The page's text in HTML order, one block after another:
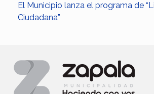
El Municipio lanza el programa de
Ciudadana”